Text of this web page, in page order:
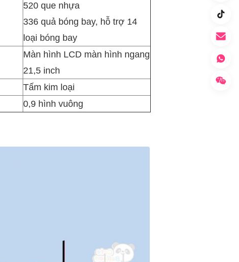
520 que nhựa
336 quả bóng bay, hỗ trợ 14
loại bóng bay
Màn hình LCD màn hình ngang
21,5 inch
Tấm kim loại
0,9 hình vuông